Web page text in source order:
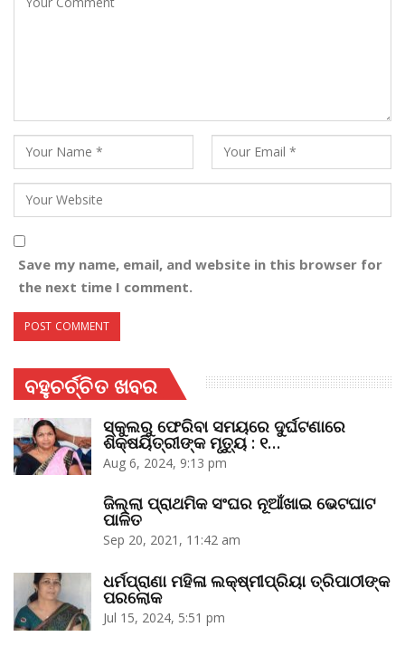
Save my name, email, and website in this browser for
the next time I comment.
ବହୁଚର୍ଚ୍ଚିତ ଖବର
ସ୍କୁଲରୁ ଫେରିବା ସମୟରେ ଦୁର୍ଘଟଣାରେ
ଶିକ୍ଷୟିତ୍ରୀଙ୍କ ମୃତ୍ୟୁ : ୧…
Aug 6, 2024, 9:13 pm
ଜିଲ୍ଲା ପ୍ରାଥମିକ ସଂଘର ନୂଆଁଖାଇ ଭେଟଘାଟ
ପାଳିତ
Sep 20, 2021, 11:42 am
ଧର୍ମପ୍ରାଣା ମହିଳା ଲକ୍ଷ୍ମୀପ୍ରିୟା ତ୍ରିପାଠୀଙ୍କ
ପରଲୋକ
Jul 15, 2024, 5:51 pm